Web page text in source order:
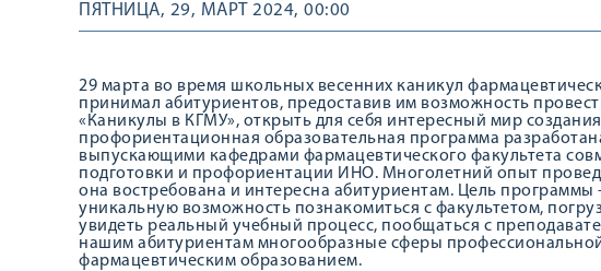
ПЯТНИЦА, 29, МАРТ 2024, 00:00
29 марта во время школьных весенних каникул
принимал абитуриентов, предоставив им возможность
«Каникулы в КГМУ», открыть для себя интересный мир
профориентационная образовательная программа
выпускающими кафедрами фармацевтического факультета
подготовки и профориентации ИНО. Многолетний опыт
она востребована и интересна абитуриентам. Цель программы
уникальную возможность познакомиться с факультетом,
увидеть реальный учебный процесс, пообщаться с
нашим абитуриентам многообразные сферы
фармацевтическим образованием.